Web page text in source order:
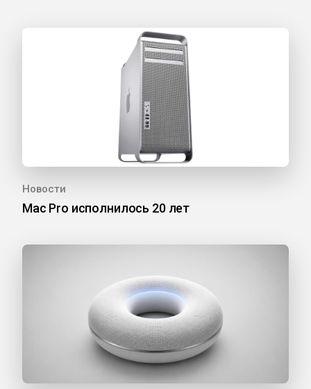
Новости
Mac Pro исполнилось 20 лет